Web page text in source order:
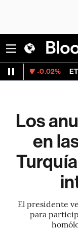
ETH/USD
Los
en
El presidente
para